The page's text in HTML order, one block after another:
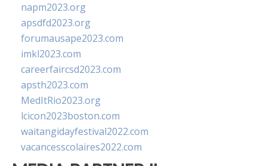
napm2023.org
apsdfd2023.org
forumausape2023.com
imkl2023.com
careerfaircsd2023.com
apsth2023.com
MedItRio2023.org
lcicon2023boston.com
waitangidayfestival2022.com
vacancesscolaires2022.com